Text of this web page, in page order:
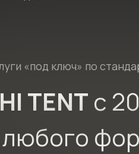
«под ключ» по
TENT с
любого